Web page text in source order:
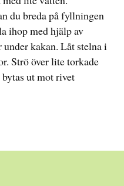
du breda på fyllningen
ihop med hjälp av
kakan. Låt stelna i
Strö över lite torkade
ut mot rivet